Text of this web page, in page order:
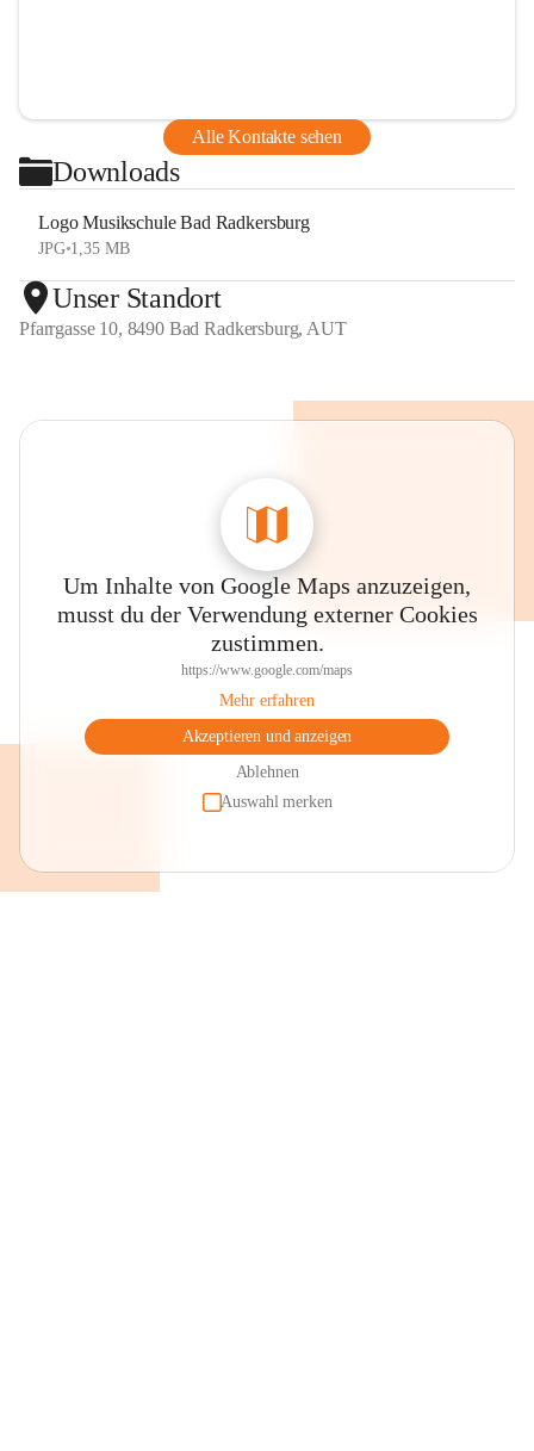
Alle Kontakte sehen
Downloads
Logo Musikschule Bad Radkersburg
JPG•1,35 MB
Unser Standort
Pfarrgasse 10, 8490 Bad Radkersburg, AUT
Um Inhalte von Google Maps anzuzeigen,
musst du der Verwendung externer Cookies
zustimmen.
https://www.google.com/maps
Mehr erfahren
Akzeptieren und anzeigen
Ablehnen
Auswahl merken